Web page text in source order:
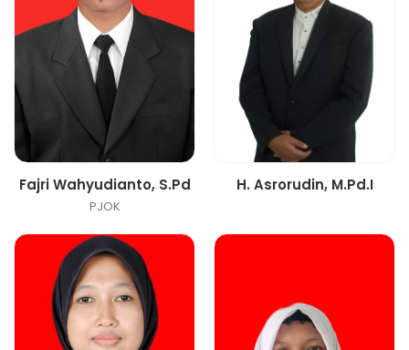
Fajri Wahyudianto, S.Pd
PJOK
H. Asrorudin, M.Pd.I